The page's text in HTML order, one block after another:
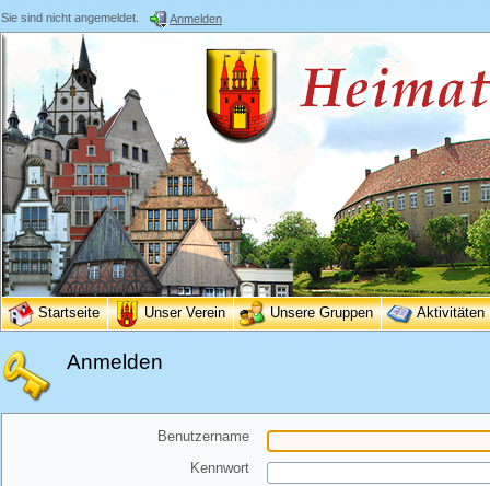
Sie sind nicht angemeldet. Anmelden
Startseite Unser Verein Unsere Gruppen Aktivitäten
Anmelden
Benutzername
Kennwort